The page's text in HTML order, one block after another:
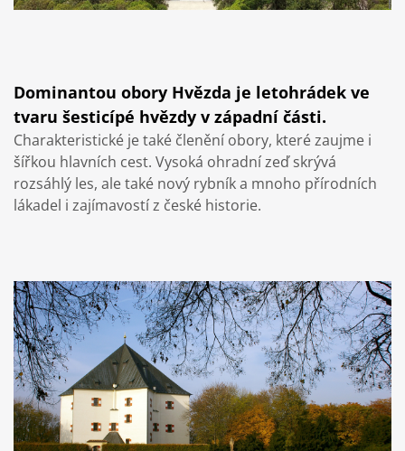
Dominantou obory Hvězda je letohrádek ve
tvaru šesticípé hvězdy v západní části.
Charakteristické je také členění obory, které zaujme i
šířkou hlavních cest. Vysoká ohradní zeď skrývá
rozsáhlý les, ale také nový rybník a mnoho přírodních
lákadel i zajímavostí z české historie.